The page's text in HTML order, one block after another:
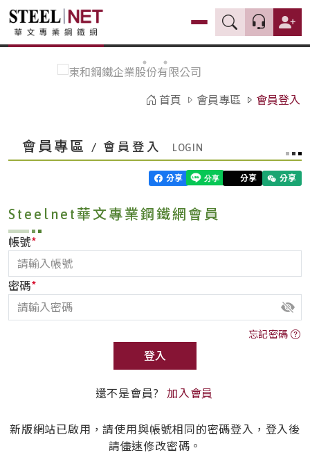
首頁 會員專區 會員登入
會員專區 / 會員登入
分享 分享 分享
Steelnet華文專業鋼鐵網會員
帳號*
密碼*
忘記密碼
登入
還不是會員? 加入會員
新版網站已啟用，請使用與帳號相同的密碼登入，登入後
請儘速修改密碼。